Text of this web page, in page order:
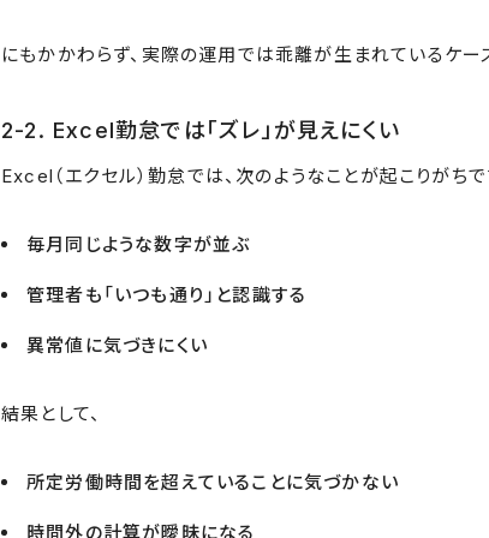
にもかかわらず、実際の運用では乖離が生まれているケー
2-2. Excel勤怠では「ズレ」が見えにくい
Excel（エクセル）勤怠では、次のようなことが起こりがちで
毎月同じような数字が並ぶ
管理者も「いつも通り」と認識する
異常値に気づきにくい
結果として、
所定労働時間を超えていることに気づかない
時間外の計算が曖昧になる